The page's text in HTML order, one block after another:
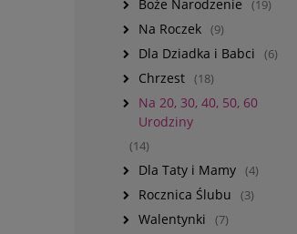
Boże Narodzenie (19)
Na Roczek (9)
Dla Dziadka i Babci (6)
Chrzest (18)
Na 20, 30, 40, 50, 60
Urodziny
(14)
Dla Taty i Mamy (4)
Rocznica Ślubu (3)
Walentynki (7)